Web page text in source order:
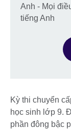
Anh - Mọi
tiếng Anh
Kỳ thi chuyển
học sinh lớp 9.
phần đông bậc